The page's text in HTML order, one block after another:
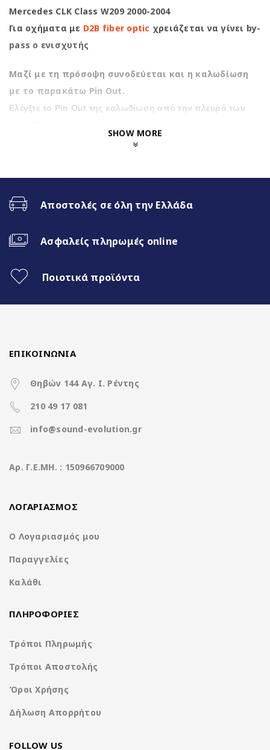
Mercedes CLK Class W209 2000-2004
Για οχήματα με D2B fiber optic χρειάζεται να γίνει by-
pass ο ενισχυτής
Μαζί με τη πρόσοψη συνοδεύεται και η καλωδίωση
με το παρακάτω Pin Out.
Ελέγξτε το Pin Out της καλωδίωση από την πλευρά των
SHOW MORE
Αποστολές σε όλη την Ελλάδα
Ασφαλείς πληρωμές online
Ποιοτικά προϊόντα
ΕΠΙΚΟΙΝΩΝΙΑ
Θηβών 144 Αγ. Ι. Ρέντης
210 49 17 081
info@sound-evolution.gr
Aρ. Γ.Ε.ΜΗ. : 150966709000
ΛΟΓΑΡΙΑΣΜΟΣ
Ο Λογαριασμός μου
Παραγγελίες
Καλάθι
ΠΛΗΡΟΦΟΡΙΕΣ
Τρόποι Πληρωμής
Τρόποι Αποστολής
Όροι Χρήσης
Δήλωση Απορρήτου
FOLLOW US